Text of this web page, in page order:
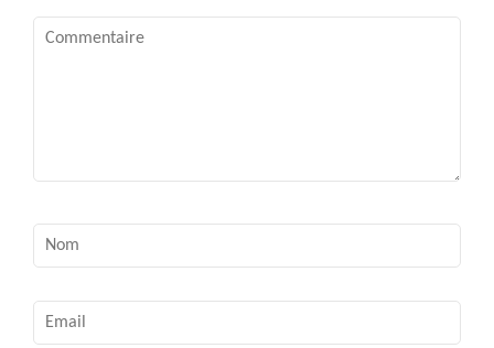
Commentaire
Nom*
Email*